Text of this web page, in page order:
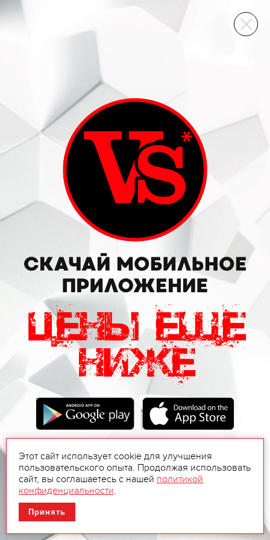
ВИННЫЙ СКЛАД
Этот сайт использует cookie для улучшения
пользовательского опыта. Продолжая использовать
сайт, вы соглашаетесь с нашей политикой
конфиденциальности.
Принять